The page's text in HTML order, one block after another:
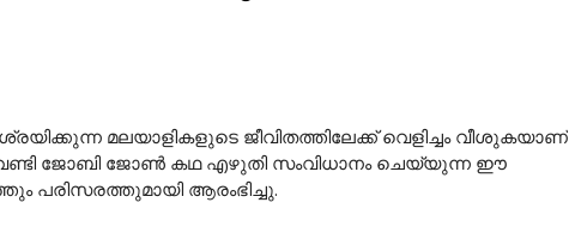
മലയാളികളുടെ ജീവിതത്തിലേക്ക് വെളിച്ചം വീശുകയാണ്
ജോബി ജോൺ കഥ എഴുതി സംവിധാനം ചെയ്യുന്ന ഈ
പരിസരത്തുമായി ആരംഭിച്ചു.